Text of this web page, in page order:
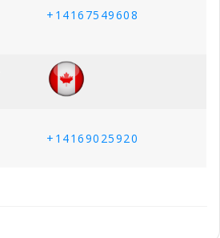
+14167549608
+14169025920